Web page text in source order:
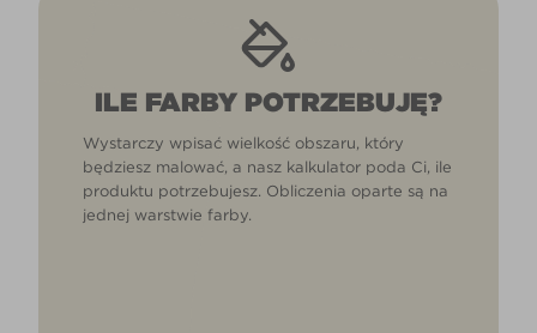
ILE FARBY POTRZEBUJĘ?
Wystarczy wpisać wielkość obszaru, który
będziesz malować, a nasz kalkulator poda Ci, ile
produktu potrzebujesz. Obliczenia oparte są na
jednej warstwie farby.